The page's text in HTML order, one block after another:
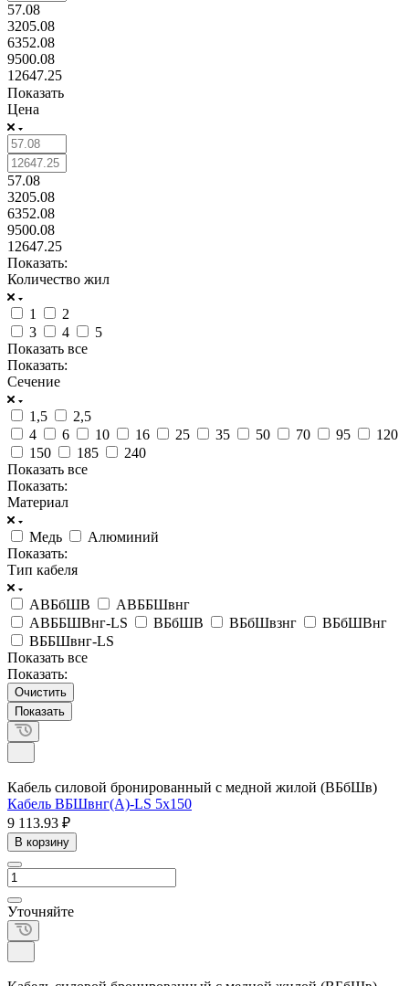
57.08
3205.08
6352.08
9500.08
12647.25
Показать
Цена
57.08
3205.08
6352.08
9500.08
12647.25
Показать:
Количество жил
1
2
3
4
5
Показать все
Показать:
Сечение
1,5
2,5
4
6 10 16 25 35 50 70 95
120
150
185
240
Показать все
Показать:
Материал
Медь
Алюминий
Показать:
Тип кабеля
АВБбШВ
АВББШвнг
АВББШВнг-LS
ВБбШВ ВБбШвзнг
ВБбШВнг
ВББШвнг-LS
Показать все
Показать:
Очистить
Кабель силовой бронированный с медной жилой (ВБбШв)
Кабель ВБШвнг(А)-LS 5х150
9 113.93 ₽
В корзину
Уточняйте